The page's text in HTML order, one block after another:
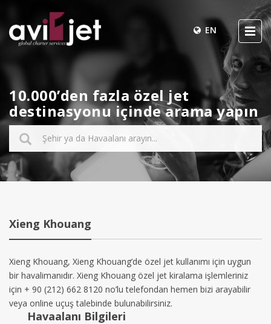
EN
10.000’den fazla özel jet
destinasyonu içinde arama yapın
Xieng Khouang
Xieng Khouang, Xieng Khouang’de özel jet kullanımı için uygun
bir havalimanıdır. Xieng Khouang özel jet kiralama işlemleriniz
için + 90 (212) 662 8120 no’lu telefondan hemen bizi arayabilir
veya online uçuş talebinde bulunabilirsiniz.
Havaalanı Bilgileri